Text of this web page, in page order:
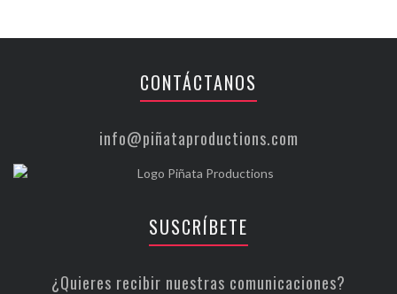
CONTÁCTANOS
info@piñataproductions.com
SUSCRÍBETE
¿Quieres recibir nuestras comunicaciones?